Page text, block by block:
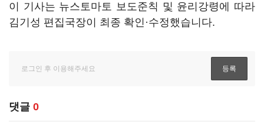
이 기사는 뉴스토마토 보도준칙 및 윤리강령에 따라
김기성 편집국장이 최종 확인·수정했습니다.
댓글 0